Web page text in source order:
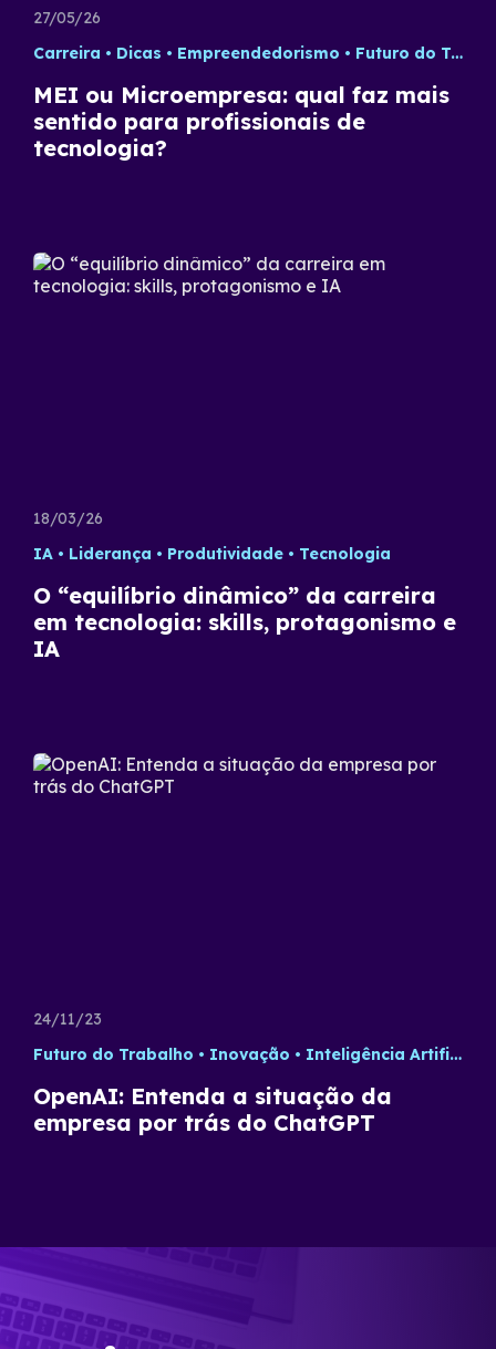
27/05/26
Carreira
Dicas Empreendedorismo Futuro do Trabalho
MEI ou Microempresa: qual faz mais
sentido para profissionais de
tecnologia?
18/03/26
IA
Liderança Produtividade Tecnologia
O “equilíbrio dinâmico” da carreira
em tecnologia: skills, protagonismo e
IA
24/11/23
Futuro do Trabalho
Inovação Inteligência Artificial
OpenAI: Entenda a situação da
empresa por trás do ChatGPT